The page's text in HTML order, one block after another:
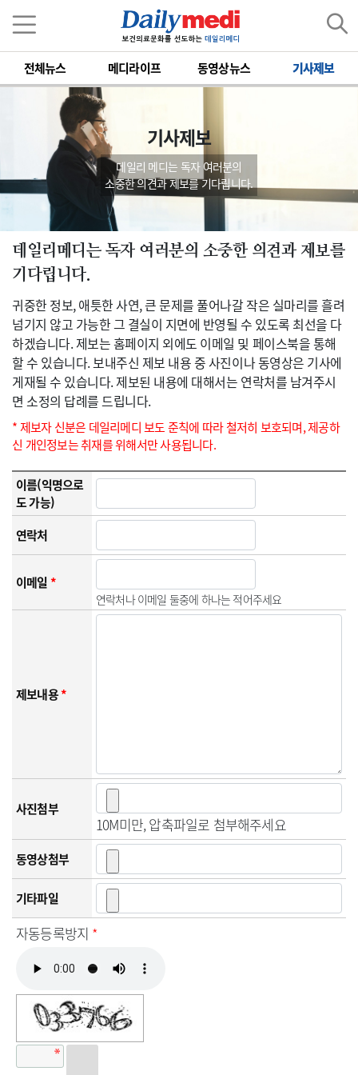
전체뉴스 메디라이프 동영상뉴스 기사제보
기사제보
데일리 메디는 독자 여러분의
소중한 의견과 제보를 기다립니다.
데일리메디는 독자 여러분의 소중한 의견과 제보를
기다립니다.
귀중한 정보, 애틋한 사연, 큰 문제를 풀어나갈 작은 실마리를 흘려
넘기지 않고 가능한 그 결실이 지면에 반영될 수 있도록 최선을 다
하겠습니다. 제보는 홈페이지 외에도 이메일 및 페이스북을 통해
할 수 있습니다. 보내주신 제보 내용 중 사진이나 동영상은 기사에
게재될 수 있습니다. 제보된 내용에 대해서는 연락처를 남겨주시
면 소정의 답례를 드립니다.
* 제보자 신분은 데일리메디 보도 준칙에 따라 철저히 보호되며, 제공하
신 개인정보는 취재를 위해서만 사용됩니다.
이름(익명으로
도 가능)
연락처
이메일*
연락처나 이메일 둘중에 하나는 적어주세요
제보내용*
사진첨부
10M미만, 압축파일로 첨부해주세요
동영상첨부
기타파일
자동등록방지 *